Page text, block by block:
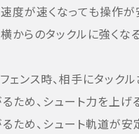
度が速くなっても操作が
からのタックルに強くなる
ェンス時、相手にタックル
ため、シュート力を上げ
ため、シュート軌道が安